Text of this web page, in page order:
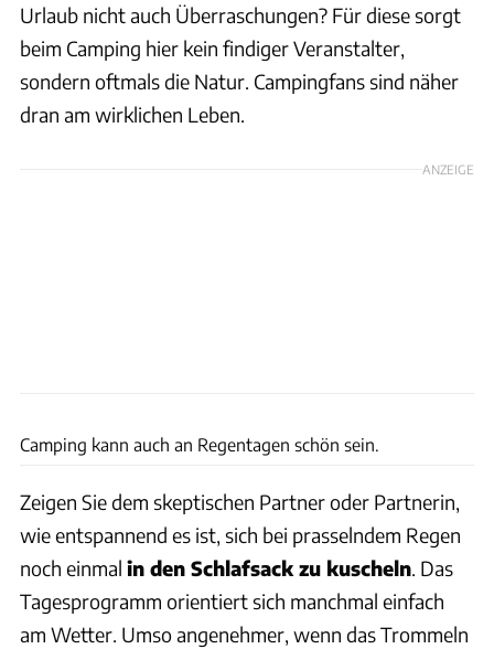
Urlaub nicht auch Überraschungen? Für diese sorgt
beim Camping hier kein findiger Veranstalter,
sondern oftmals die Natur. Campingfans sind näher
dran am wirklichen Leben.
ANZEIGE
Camping kann auch an Regentagen schön sein.
Zeigen Sie dem skeptischen Partner oder Partnerin,
wie entspannend es ist, sich bei prasselndem Regen
noch einmal in den Schlafsack zu kuscheln. Das
Tagesprogramm orientiert sich manchmal einfach
am Wetter. Umso angenehmer, wenn das Trommeln